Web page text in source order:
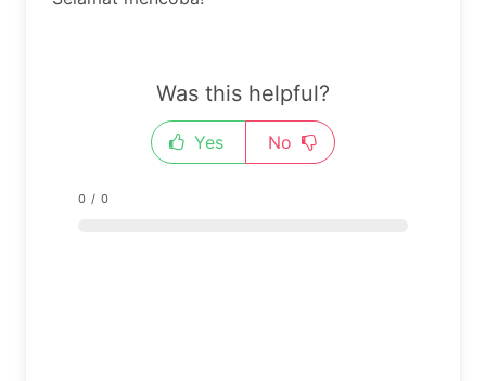
Was this helpful?
Yes No
0 / 0